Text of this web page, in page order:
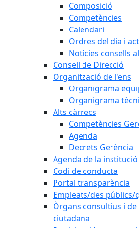
Composició
Competències
Calendari
Ordres del dia i
Notícies consells
Consell de Direcció
Organització de l'ens
Organigrama
Organigrama
Alts càrrecs
Competències
Agenda
Decrets Gerència
Agenda de la institució
Codi de conducta
Portal transparència
Empleats/des públics/
Òrgans consultius i
ciutadana